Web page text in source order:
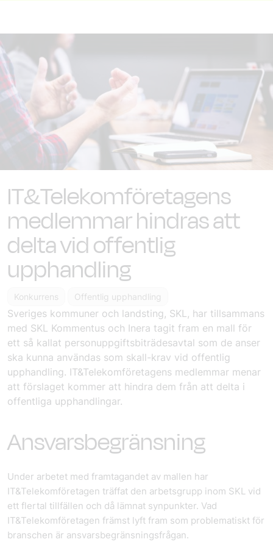
IT&Telekomföretagens
medlemmar hindras att
delta vid offentlig
upphandling
Konkurrens Offentlig upphandling
Sveriges kommuner och landsting, SKL, har tillsammans
med SKL Kommentus och Inera tagit fram en mall för
ett så kallat personuppgiftsbiträdesavtal som de anser
ska kunna användas som skall-krav vid offentlig
upphandling. IT&Telekomföretagens medlemmar menar
att förslaget kommer att hindra dem från att delta i
offentliga upphandlingar.
Ansvarsbegränsning
Under arbetet med framtagandet av mallen har
IT&Telekomföretagen träffat den arbetsgrupp inom SKL vid
ett flertal tillfällen och då lämnat synpunkter. Vad
IT&Telekomföretagen främst lyft fram som problematiskt för
branschen är ansvarsbegränsningsfrågan.